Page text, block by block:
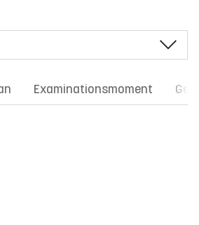
Examinationsmoment